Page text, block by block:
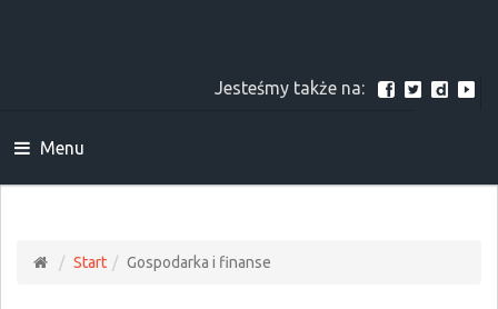
Jesteśmy także na:
Menu
Start Gospodarka i finanse